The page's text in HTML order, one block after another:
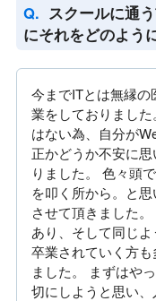
スクールに通
にそれをどのよう
今までITとは無縁
業をしておりまし
はない為、自分が
正かどうか不安に
りました。 色々頭
を叩く所から。と
させて頂きました
あり、そして同じよ
卒業されていく方
ました。 まずはや
切にしようと思い、